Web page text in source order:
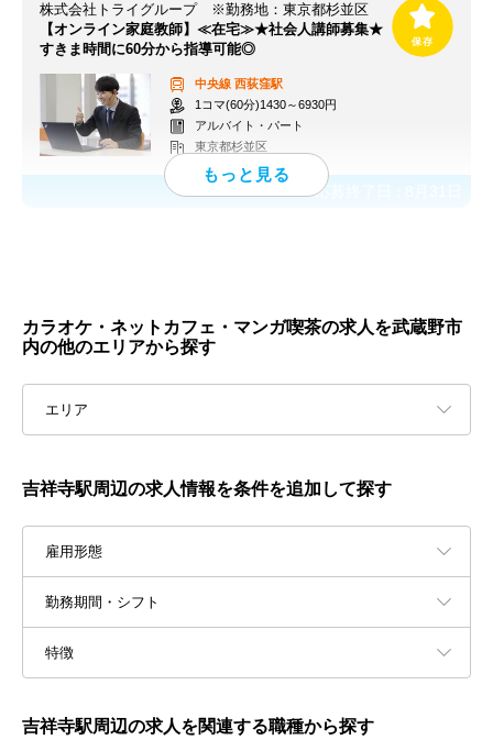
株式会社トライグループ ※勤務地：東京都杉並区
【オンライン家庭教師】≪在宅≫★社会人講師募集★
すきま時間に60分から指導可能◎
中央線 西荻窪駅
1コマ(60分)1430～6930円
アルバイト・パート
東京都杉並区
応募終了日：
カラオケ・ネットカフェ・マンガ喫茶の求人を武蔵野市
内の他のエリアから探す
エリア
吉祥寺駅周辺の求人情報を条件を追加して探す
雇用形態
勤務期間・シフト
特徴
吉祥寺駅周辺の求人を関連する職種から探す